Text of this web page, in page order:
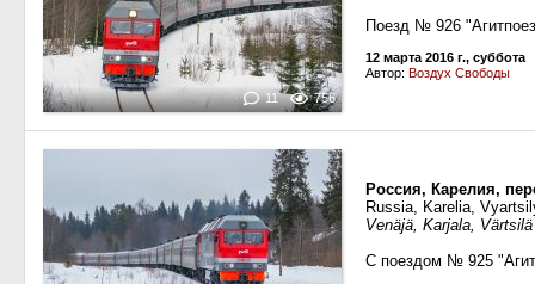
11 756
Поезд № 926
12 марта 2016 г., суббота
Автор: Воздух Свободы
Россия, Карелия,
Russia, Karelia,
Venäjä, Karjala,
С поездом № 925